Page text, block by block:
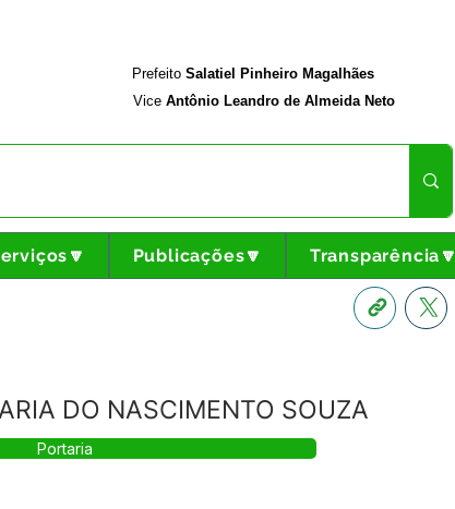
Prefeito Salatiel Pinheiro Magalhães
Vice Antônio Leandro de Almeida Neto
Publicações🔽 Transparência🔽
DO NASCIMENTO SOUZA
Portaria